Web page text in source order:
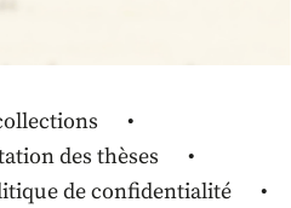
des thèses
de confidentialité